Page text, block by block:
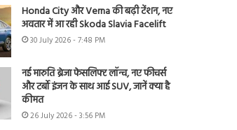
Honda City और Verna की बढ़ी टेंशन, नए
अवतार में आ रही Skoda Slavia Facelift
30 July 2026 - 7:48 PM
नई मारुति ब्रेजा फेसलिफ्ट लॉन्च, नए फीचर्स
और टर्बो इंजन के साथ आई SUV, जानें क्या है
कीमत
26 July 2026 - 3:56 PM